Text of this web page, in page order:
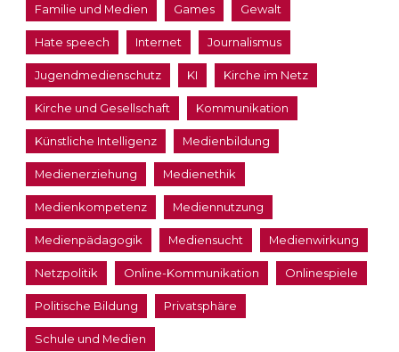
Familie und Medien Games Gewalt
Hate speech Internet Journalismus
Jugendmedienschutz KI Kirche im Netz
Kirche und Gesellschaft Kommunikation
Künstliche Intelligenz Medienbildung
Medienerziehung Medienethik
Medienkompetenz Mediennutzung
Medienpädagogik Mediensucht Medienwirkung
Netzpolitik Online-Kommunikation Onlinespiele
Politische Bildung Privatsphäre
Schule und Medien